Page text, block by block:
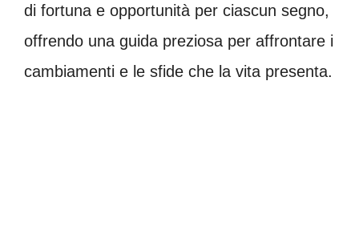
di fortuna e opportunità per ciascun segno,
offrendo una guida preziosa per affrontare i
cambiamenti e le sfide che la vita presenta.